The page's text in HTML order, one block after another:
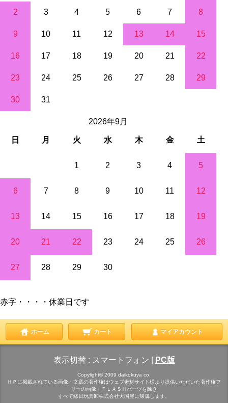
2 3 4 5 6 7 8
9 10 11 12 13 14 15
16 17 18 19 20 21 22
23 24 25 26 27 28 29
30 31
2026年9月
日 月 火 水 木 金 土
1 2 3 4 5
6 7 8 9 10 11 12
13 14 15 16 17 18 19
20 21 22 23 24 25 26
27 28 29 30
赤字・・・・休業日です
ホーム カート マイアカウント
表示切替 : スマートフォン PC版
Copylight© 2009 daikokuya co.
ＨＰに掲載されている画像・文章の著作権はウェブ素材サイト様より提供いただいた著作権フ
リーの画像・ＦＬＡＳＨパーツを除き
すべて縁日玩具卸株式会社大国屋に帰属します。